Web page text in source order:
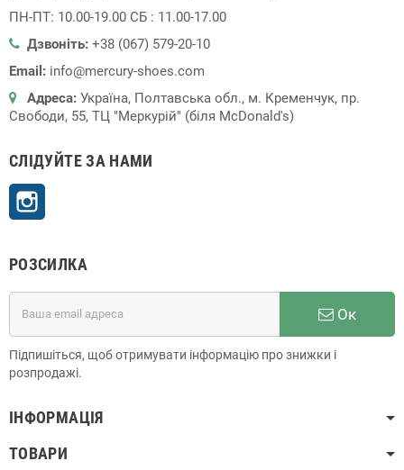
ПН-ПТ: 10.00-19.00 СБ : 11.00-17.00
Дзвоніть: +38 (067) 579-20-10
Email: info@mercury-shoes.com
Адреса: Україна, Полтавська обл., м. Кременчук, пр.
Свободи, 55, ТЦ "Меркурій" (біля McDonald's)
СЛІДУЙТЕ ЗА НАМИ
РОЗСИЛКА
Ок
Підпишіться, щоб отримувати інформацію про знижки і
розпродажі.
ІНФОРМАЦІЯ
ТОВАРИ